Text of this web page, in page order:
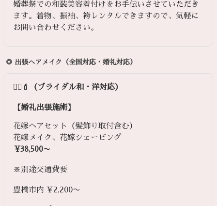
婚葬祭での和装美容着付けをお手伝いさせていただき
ます。着物、振袖、袴レンタルできますので、気軽に
お問い合わせください。
◎ 出張ヘアメイク（全国対応・婚礼対応）
💇‍♀️💄（ブライダル和・洋対応）
【婚礼出張施術】
花嫁ヘアセット（髪飾り取付含む）
花嫁メイク、花嫁シェービング
¥38,500〜
※別途交通費要
豊橋市内 ¥2,200〜